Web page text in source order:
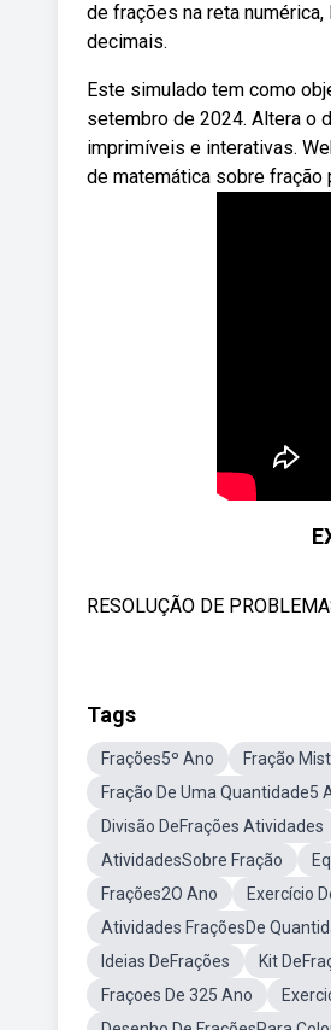
de frações na reta
decimais.
Este simulado tem como
setembro de 2024. Altera o
imprimíveis e interativas.
de matemática sobre fração
RESOLUÇÃO DE
Tags
Frações5º Ano Fração
Fração De Uma Quantidade5
Divisão DeFrações Atividades
AtividadesSobre Fração
Frações2O Ano
Exercício
Atividades FraçõesDe
Ideias DeFrações
Kit
Fraçoes De 325 Ano